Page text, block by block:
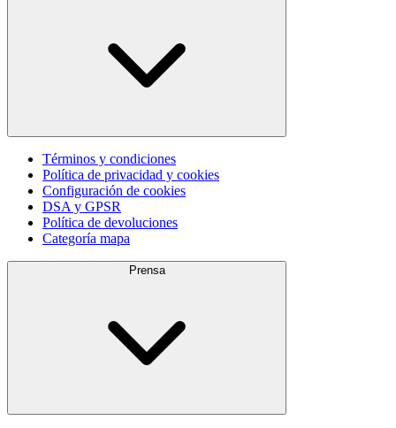
Términos y condiciones
Política de privacidad y cookies
Configuración de cookies
DSA y GPSR
Política de devoluciones
Categoría mapa
Prensa